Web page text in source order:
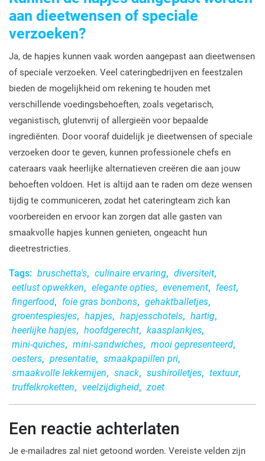
aan dieetwensen of speciale
verzoeken?
Ja, de hapjes kunnen vaak worden aangepast aan dieetwensen
of speciale verzoeken. Veel cateringbedrijven en feestzalen
bieden de mogelijkheid om rekening te houden met
verschillende voedingsbehoeften, zoals vegetarisch,
veganistisch, glutenvrij of allergieën voor bepaalde
ingrediënten. Door vooraf duidelijk je dieetwensen of speciale
verzoeken door te geven, kunnen professionele chefs en
cateraars vaak heerlijke alternatieven creëren die aan jouw
behoeften voldoen. Het is altijd aan te raden om deze wensen
tijdig te communiceren, zodat het cateringteam zich kan
voorbereiden en ervoor kan zorgen dat alle gasten van
smaakvolle hapjes kunnen genieten, ongeacht hun
dieetrestricties.
Tags: bruschetta's, culinaire ervaring, diversiteit,
eetlust opwekken, elegante opties, evenement, feest,
fingerfood, foie gras bonbons, gehaktballetjes,
groentespiesjes, hapjes, hapjesschotels, hartig,
heerlijke hapjes, hoofdgerecht, kaasplankjes,
mini-quiches, mini-sandwiches, mooi gepresenteerd,
oesters, presentatie, smaakpapillen pri,
smaakvolle lekkernijen, snack, sushirolletjes, textuur,
truffelkroketten, veelzijdigheid, zoet
Een reactie achterlaten
Je e-mailadres zal niet getoond worden. Vereiste velden zijn